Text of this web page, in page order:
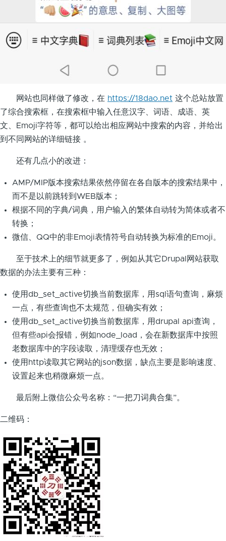
网站也同样做了修改，在 https://18dao.net 这个总站放置
了综合搜索框，在搜索框中输入任意汉字、词语、成语、英
文、Emoji字符等，都可以给出相应网站中搜索的内容，并给出
到不同网站的详细链接 。
还有几点小的改进：
AMP/MIP版本搜索结果依然停留在各自版本的搜索结果中，
而不是以前跳转到WEB版本；
根据不同的字典/词典，用户输入的繁体自动转为简体或者不
转换；
微信、QQ中的非Emoji表情符号自动转换为标准的Emoji。
至于技术上的细节就更多了，例如从其它Drupal网站获取
数据的办法主要有三种：
使用db_set_active切换当前数据库，用sql语句查询，麻烦
一点，有些查询也不太规范，但确实有效；
使用db_set_active切换当前数据库，用drupal api查询，
但有些api会报错，例如node_load，会在新数据库中按照
老数据库中的字段读取，清理缓存也无效；
使用http读取其它网站的json数据，缺点主要是影响速度、
设置起来也稍微麻烦一点。
最后附上微信公众号名称：“一把刀词典合集”。
二维码：